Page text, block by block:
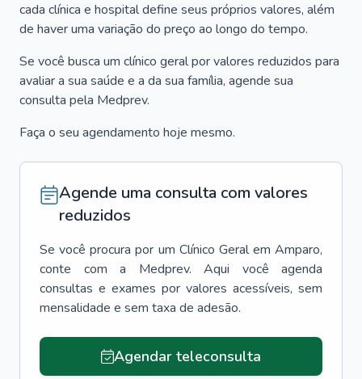
cada clínica e hospital define seus próprios valores, além
de haver uma variação do preço ao longo do tempo.
Se você busca um clínico geral por valores reduzidos para
avaliar a sua saúde e a da sua família, agende sua
consulta pela Medprev.
Faça o seu agendamento hoje mesmo.
Agende uma consulta com valores
reduzidos
Se você procura por um Clínico Geral em Amparo,
conte com a Medprev. Aqui você agenda
consultas e exames por valores acessíveis, sem
mensalidade e sem taxa de adesão.
Agendar teleconsulta